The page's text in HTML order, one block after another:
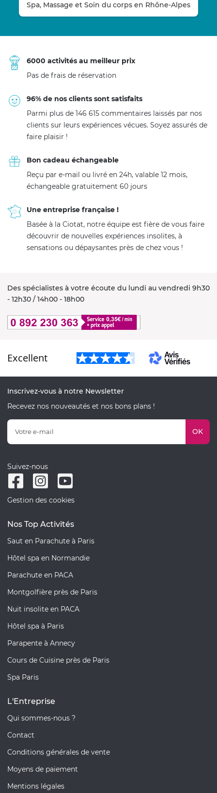
Spa, Massage et Soin du corps en Rhône-Alpes
6000 activités au meilleur prix
Pas de frais de réservation
96% de nos clients sont satisfaits
Parmi plus de 146 615 commentaires laissés par nos
clients sur leurs expériences vécues. Soyez assurés de
faire plaisir !
Bon cadeau échangeable
Reçu par e-mail ou livré en 24h, valable 12 mois,
échangeable gratuitement 60 jours
Une entreprise française !
Basée à la Ciotat, notre équipe est fière de vous faire
découvrir de nouvelles expériences insolites, à
sensations ou dépaysantes près de chez vous !
Des spécialistes à votre écoute du lundi au vendredi 9h30
- 12h30 / 14h00 - 18h00
Excellent
Inscrivez-vous à notre Newsletter
Recevez nos nouveautés et nos bons plans !
OK
Suivez-nous
Gestion des cookies
Nos Top Activités
Saut en Parachute à Paris
Hôtel spa en Normandie
Parachute en PACA
Montgolfière près de Paris
Nuit insolite en PACA
Hôtel spa à Paris
Parapente à Annecy
Cours de Cuisine près de Paris
Spa Paris
L'Entreprise
Qui sommes-nous ?
Contact
Conditions générales de vente
Moyens de paiement
Mentions légales